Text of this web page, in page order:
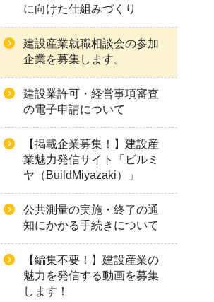
に向けた仕組みづくり
建設産業就職相談会の参加
企業を募集します。
建設業許可・経営事項審査
の電子申請について
【掲載企業募集！】建設産
業魅力発信サイト「ビルミ
ヤ（BuildMiyazaki）」
公共測量の実施・終了の通
知にかかる手続きについて
【編集不要！】建設産業の
魅力を発信する動画を募集
します！